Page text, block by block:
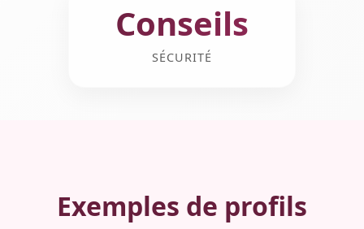
Conseils
SÉCURITÉ
Exemples de profils